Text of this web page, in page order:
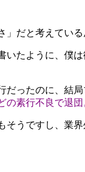
だと考えている
たように、僕
ったのに、結
の素行不良で退
うですし、業